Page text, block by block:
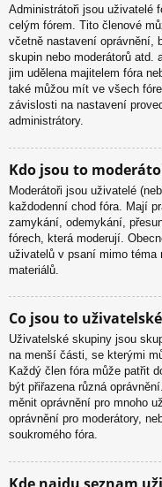
Administrátoři jsou uživatelé
celým fórem. Tito členové
včetně nastavení oprávnění,
skupin nebo moderátorů atd.
jim udělena majitelem fóra
také můžou mít ve všech
závislosti na nastavení
administrátory.
Kdo jsou to
Moderátoři jsou uživatelé
každodenní chod fóra. Mají
zamykání, odemykání,
fórech, která moderují.
uživatelů v psaní mimo téma
materiálů.
Co jsou to
Uživatelské skupiny jsou
na menší části, se kterými
Každý člen fóra může patřit
být přiřazena různá
měnit oprávnění pro mnoho
oprávnění pro moderátory,
soukromého fóra.